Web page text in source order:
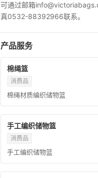
可通过邮箱
真0532-88392966联系。
产品服务
棉绳篮
消费品
棉绳材质编织储物篮
手工编织储物篮
消费品
手工编织储物篮